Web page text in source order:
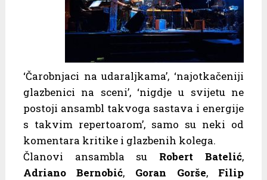
‘Čarobnjaci na udaraljkama’, ‘najotkačeniji
glazbenici na sceni’, ‘nigdje u svijetu ne
postoji ansambl takvoga sastava i energije
s takvim repertoarom’, samo su neki od
komentara kritike i glazbenih kolega.
Članovi ansambla su Robert Batelić,
Adriano Bernobić, Goran Gorše, Filip